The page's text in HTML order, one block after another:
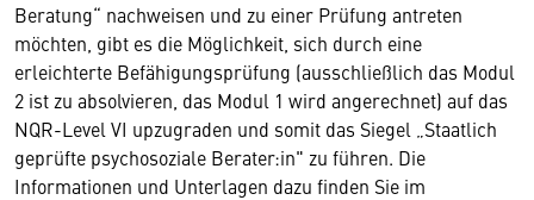
Beratung“ nachweisen und zu einer Prüfung antreten
möchten, gibt es die Möglichkeit, sich durch eine
erleichterte Befähigungsprüfung (ausschließlich das Modul
2 ist zu absolvieren, das Modul 1 wird angerechnet) auf das
NQR-Level VI upzugraden und somit das Siegel „Staatlich
geprüfte psychosoziale Berater:in" zu führen. Die
Informationen und Unterlagen dazu finden Sie im